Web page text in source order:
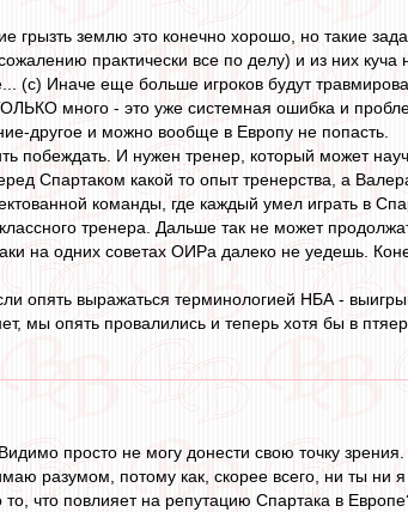
грызть землю это конечно хорошо, но такие
практически все по делу) и из них
(с) Иначе еще больше игроков будут
много - это уже системная ошибка и
другое и можно вообще в Европу не попасть.
побеждать. И нужен тренер, который может
Спартаком какой то опыт тренерства, а
команды, где каждый умел играть в
тренера. Дальше так не может
на одних советах ОИРа далеко не уедешь.
опять выражаться терминологией НБА -
мы опять провалились и теперь хотя бы в
просто не могу донести свою точку
разумом, потому как, скорее всего, ни ты
что повлияет на репутацию Спартака в